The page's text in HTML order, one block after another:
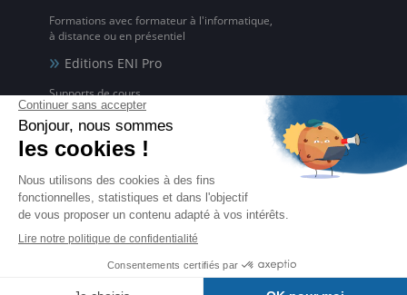
Formations avec formateur à l'informatique,
à distance ou en présentiel
Editions ENI Pro
Supports de cours
pour les organismes de formation
ENI elearning
La solution de formation à l'informatique en ligne,
disponible en 5 langues
Certifications ENI
Certifications à l'informatique